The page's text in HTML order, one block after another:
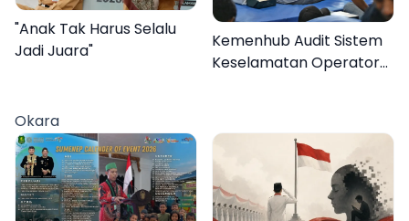
"Anak Tak Harus Selalu
Jadi Juara"
Kemenhub Audit Sistem
Keselamatan Operator
Okara